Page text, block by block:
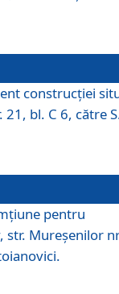
construcţiei
bl. C 6, către
pentru
Mureşenilor